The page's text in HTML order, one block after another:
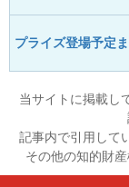
プライズ登場予定
当サイトに掲載し
記事内で引用して
その他の知的財